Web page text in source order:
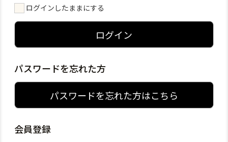
ログインしたままにする
ログイン
パスワードを忘れた方
パスワードを忘れた方はこちら
会員登録